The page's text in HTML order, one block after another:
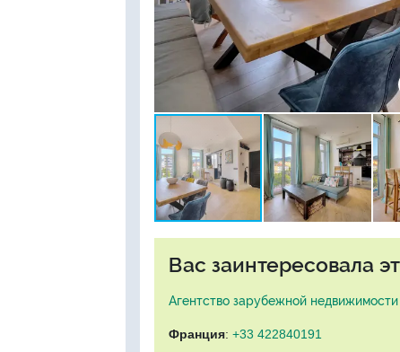
Вас заинтересовала
Агентство зарубежной
Франция: +33 422840191